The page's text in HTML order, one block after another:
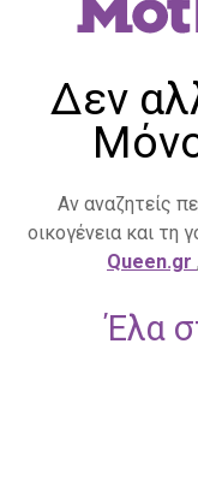
Δεν
Αν αναζητείς
οικογένεια και τη
Queen.gr
Έλα